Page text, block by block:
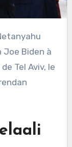
Biden à
Tel Aviv, le